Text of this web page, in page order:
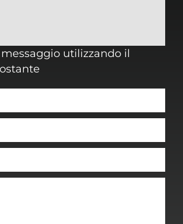
utilizzando il